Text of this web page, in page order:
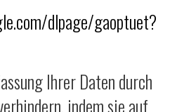
dlpage/gaoptuet?
Ihrer Daten durch
indem sie auf